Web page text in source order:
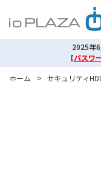
2025年
【パスワ
ホーム
> セキュリティ